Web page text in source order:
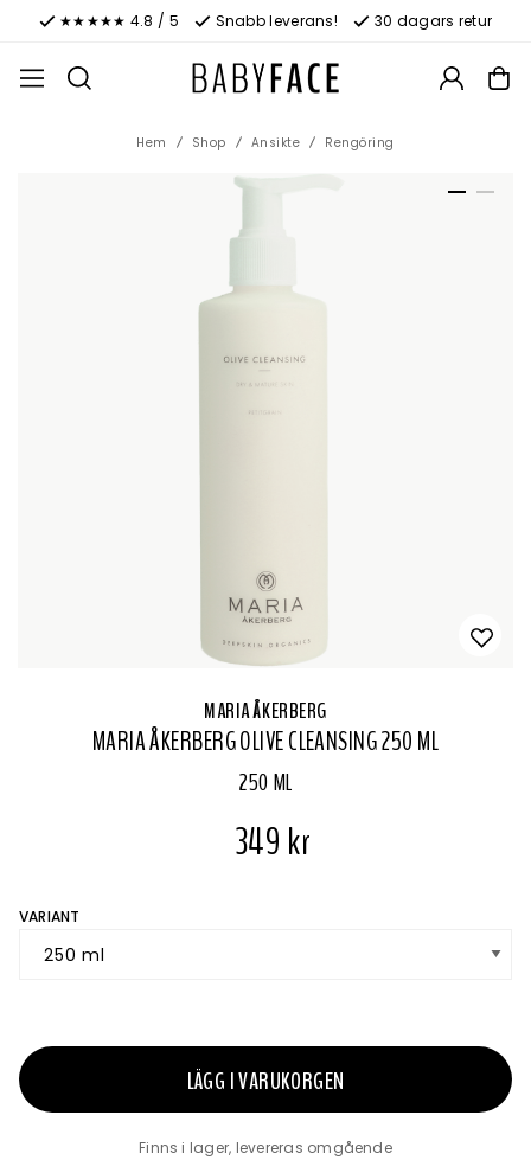
★★★★★ 4.8 / 5 Snabb leverans! 30 dagars retur
Hem Shop Ansikte Rengöring
MARIA ÅKERBERG
MARIA ÅKERBERG OLIVE CLEANSING 250 ML
250 ML
349 kr
VARIANT
LÄGG I VARUKORGEN
Finns i lager, levereras omgående